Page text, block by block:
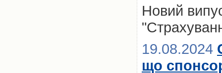
Новий
19.08.2024
що